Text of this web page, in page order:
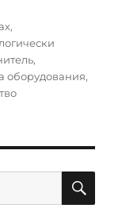
,
,
оборудования,